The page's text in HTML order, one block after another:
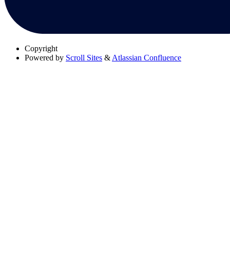
Copyright
Powered by Scroll Sites & Atlassian Confluence